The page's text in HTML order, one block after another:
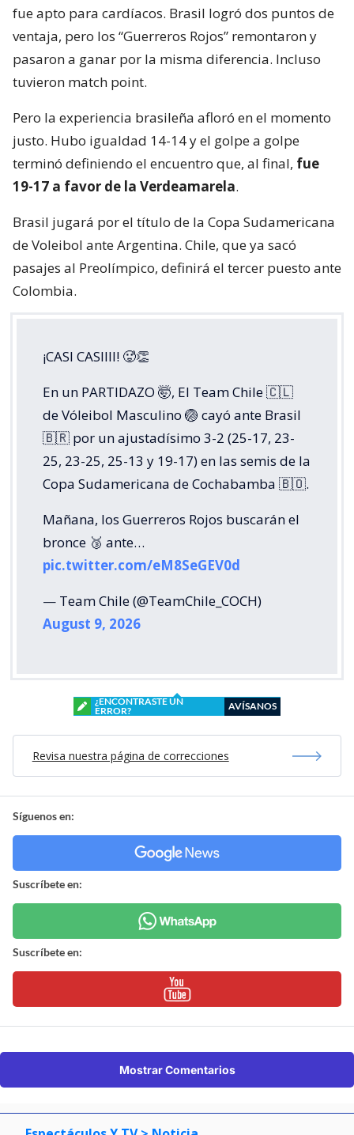
fue apto para cardíacos. Brasil logró dos puntos de
ventaja, pero los “Guerreros Rojos” remontaron y
pasaron a ganar por la misma diferencia. Incluso
tuvieron match point.
Pero la experiencia brasileña afloró en el momento
justo. Hubo igualdad 14-14 y el golpe a golpe
terminó definiendo el encuentro que, al final, fue
19-17 a favor de la Verdeamarela.
Brasil jugará por el título de la Copa Sudamericana
de Voleibol ante Argentina. Chile, que ya sacó
pasajes al Preolímpico, definirá el tercer puesto ante
Colombia.
¡CASI CASIIII! 🥵👏
En un PARTIDAZO 🤯, El Team Chile 🇨🇱
de Vóleibol Masculino 🏐 cayó ante Brasil
🇧🇷 por un ajustadísimo 3-2 (25-17, 23-
25, 23-25, 25-13 y 19-17) en las semis de la
Copa Sudamericana de Cochabamba 🇧🇴.
Mañana, los Guerreros Rojos buscarán el
bronce 🥉 ante…
pic.twitter.com/eM8SeGEV0d
— Team Chile (@TeamChile_COCH)
August 9, 2026
¿ENCONTRASTE UN
ERROR?
AVÍSANOS
Revisa nuestra página de correcciones
Síguenos en:
Suscríbete en:
Suscríbete en:
Mostrar Comentarios